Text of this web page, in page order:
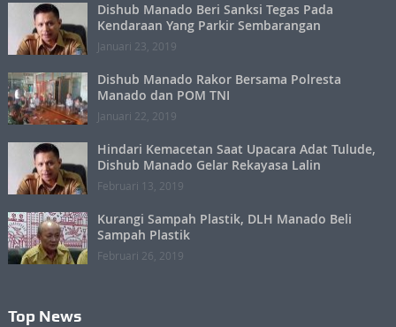
Dishub Manado Beri Sanksi Tegas Pada
Kendaraan Yang Parkir Sembarangan
Januari 23, 2019
Dishub Manado Rakor Bersama Polresta
Manado dan POM TNI
Januari 22, 2019
Hindari Kemacetan Saat Upacara Adat Tulude,
Dishub Manado Gelar Rekayasa Lalin
Februari 13, 2019
Kurangi Sampah Plastik, DLH Manado Beli
Sampah Plastik
Februari 26, 2019
Top News